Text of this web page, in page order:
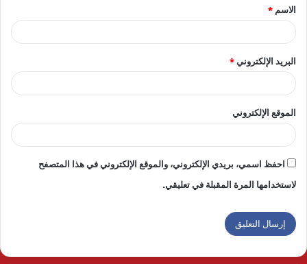
*
الاسم *
البريد الإلكتروني*
الموقع الإلكتروني
احفظ اسمي، بريدي الإلكتروني، والموقع الإلكتروني في هذا المتصفح
لاستخدامها المرة المقبلة في تعليقي.